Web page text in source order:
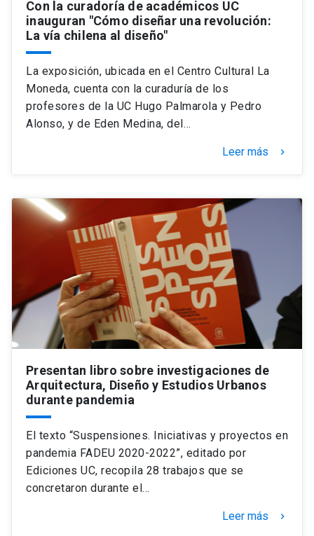
Con la curadoría de académicos UC
inauguran "Cómo diseñar una revolución:
La vía chilena al diseño"
La exposición, ubicada en el Centro Cultural La
Moneda, cuenta con la curaduría de los
profesores de la UC Hugo Palmarola y Pedro
Alonso, y de Eden Medina, del…
Leer más keyboard_arrow_right
Presentan libro sobre investigaciones de
Arquitectura, Diseño y Estudios Urbanos
durante pandemia
El texto “Suspensiones. Iniciativas y proyectos en
pandemia FADEU 2020-2022”, editado por
Ediciones UC, recopila 28 trabajos que se
concretaron durante el…
Leer más keyboard_arrow_right